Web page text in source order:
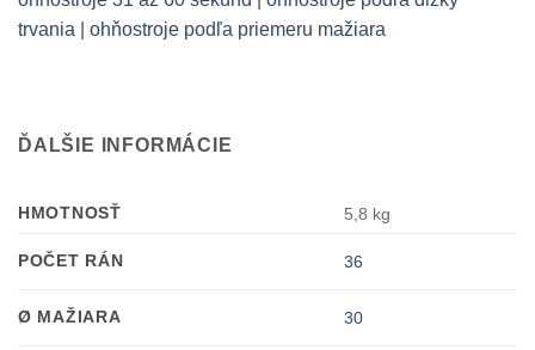
trvania
ohňostroje podľa priemeru mažiara
ĎALŠIE INFORMÁCIE
HMOTNOSŤ 5,8 kg
POČET RÁN 36
Ø MAŽIARA 30